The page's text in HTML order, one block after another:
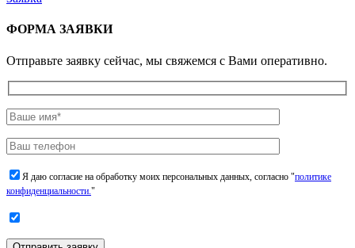
ФОРМА ЗАЯВКИ
Отправьте заявку сейчас, мы свяжемся с Вами оперативно.
Я даю согласие на обработку моих персональных данных, согласно "политике
конфиденциальности."